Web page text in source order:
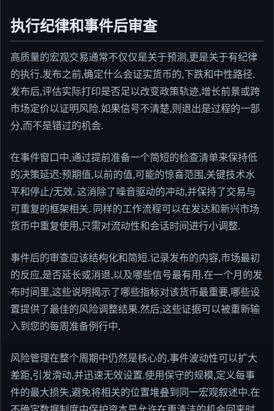
执行纪律和事件后审查
高质量的宏观交易通常不仅仅是关于预测,更是关于有纪律
的执行.发布之前,确定什么会证实货币的,下跌和中性路径.
发布后,评估实际打印是否足以改变政策轨迹,增长前景或跨
市场定价以证明风险.如果信号不清楚,则退出是过程的一部
分,而不是错过的机会.
在事件窗口中,通过提前准备一个简短的检查清单来保持低
的决策延迟:预期值,以前的值,可能的惊喜范围,关键技术水
平和停止/无效. 这消除了噪音驱动的冲动,并保持了交易与
可重复的框架相关. 同样的工作流程可以在发达和新兴市场
货币中重复使用,只需对流动性和会话时间进行小调整.
事件后的审查应该结构化和简短.记录发布的内容,市场最初
的反应,是否延长或消退,以及哪些信号最有用.在一个月的发
布时间里,这些说明揭示了哪些指标对该货币最重要,哪些设
置提供了最佳的风险调整结果.然后,这些证据可以被重新输
入到您的每周准备例行中.
风险管理在整个周期中仍然是核心的.事件波动性可以扩大
差距,引发滑动,并迅速无效设置.使用保守的规模,定义每事
件的最大损失,避免将相关的位置堆叠到同一宏观叙述中.在